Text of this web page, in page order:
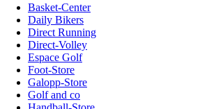
Basket-Center
Daily Bikers
Direct Running
Direct-Volley
Espace Golf
Foot-Store
Galopp-Store
Golf and co